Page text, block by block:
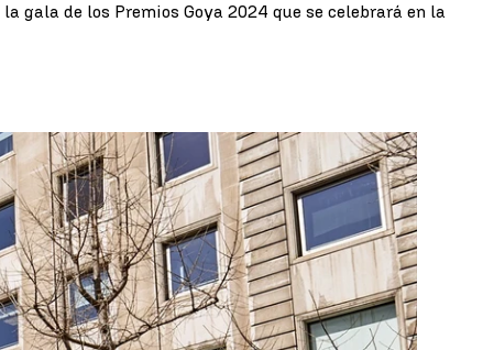
gala de los Premios Goya 2024 que se celebrará en la